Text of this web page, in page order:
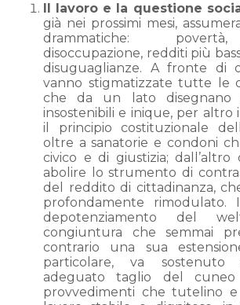
Il lavoro e la questione
già nei prossimi mesi,
drammatiche:
disoccupazione, redditi più
disuguaglianze. A fronte di
vanno stigmatizzate tutte le
che da un lato disegnano
insostenibili e inique, per altro
il principio costituzionale
oltre a sanatorie e condoni
civico e di giustizia; dall’altro
abolire lo strumento di
del reddito di cittadinanza,
profondamente rimodulato.
depotenziamento del
congiuntura che semmai
contrario una sua
particolare, va sostenuto
adeguato taglio del
provvedimenti che tutelino e